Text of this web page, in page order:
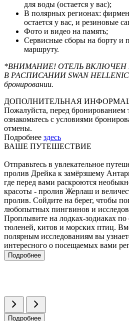
для воды (остается у вас);
В полярных регионах:
остается у вас, и резиновые
Фото и видео на память;
Сервисные сборы на борту и
маршруту.
*ВНИМАНИЕ! ОТЕЛЬ ВКЛЮЧЕН
В РАСПИСАНИИ SWAN
бронировании.
ДОПОЛНИТЕЛЬНАЯ
Пожалуйста, перед бронированием
ознакомьтесь с условиями
отмены.
Подробнее здесь
ВАШЕ ПУТЕШЕСТВИЕ
Отправьтесь в увлекательное
пролив Дрейка к замёрзшему
где перед вами раскроются
красоты - пролив Жерлаш и
пролив. Сойдите на берег, чтобы
любопытных пингвинов и
Проплывите на лодках-зодиаках
тюленей, китов и морских птиц.
полярным исследованиям вы
интересного о посещаемых вами
Подробнее
Подробнее